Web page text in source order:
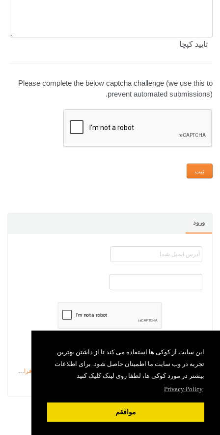
این سایت از کوکی ها استفاده می کند تا از داشتن بهترین
تجربه در وب سایت ما اطمینان حاصل شود. برای اطلاعات
بیشتر در مورد کوکی ها، لطفا روی لینک کلیک کنید
Privacy Policy
موافقم
ورود
رمزعبور را فراموش کرده ام
تایید کپچا
Please complete the below captcha challenge (we use this to
prevent automated submissions).